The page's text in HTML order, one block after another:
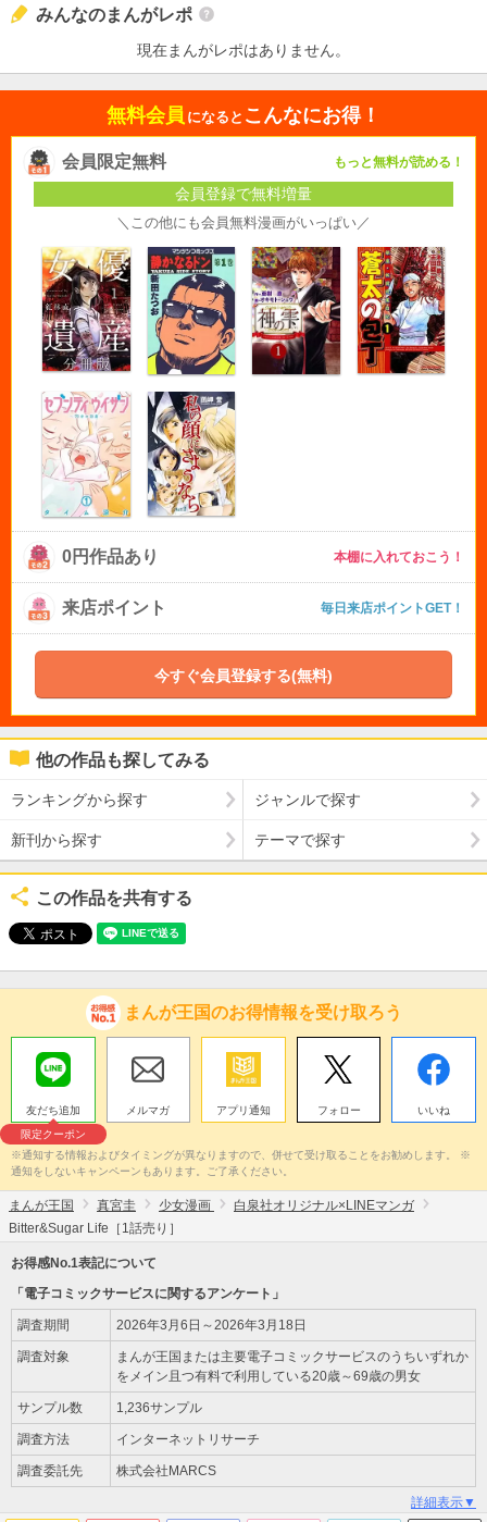
みんなのまんがレポ
現在まんがレポはありません。
無料会員 になると こんなにお得！
会員限定無料 もっと無料が読める！
会員登録で無料増量
＼この他にも会員無料漫画がいっぱい／
0円作品あり 本棚に入れておこう！
来店ポイント 毎日来店ポイントGET！
今すぐ会員登録する(無料)
他の作品も探してみる
ランキングから探す ジャンルで探す
新刊から探す テーマで探す
この作品を共有する
まんが王国のお得情報を受け取ろう
友だち追加
限定クーポン
メルマガ アプリ通知 フォロー いいね
※通知する情報およびタイミングが異なりますので、併せて受け取ることをお勧めします。 ※
通知をしないキャンペーンもあります。ご了承ください。
まんが王国 真宮圭 少女漫画
白泉社オリジナル×LINEマンガ
Bitter&Sugar Life［1話売り］
お得感No.1表記について
「電子コミックサービスに関するアンケート」
調査期間 2026年3月6日～2026年3月18日
調査対象
まんが王国または主要電子コミックサービスのうちいずれか
をメイン且つ有料で利用している20歳～69歳の男女
サンプル数 1,236サンプル
調査方法 インターネットリサーチ
調査委託先 株式会社MARCS
詳細表示▼